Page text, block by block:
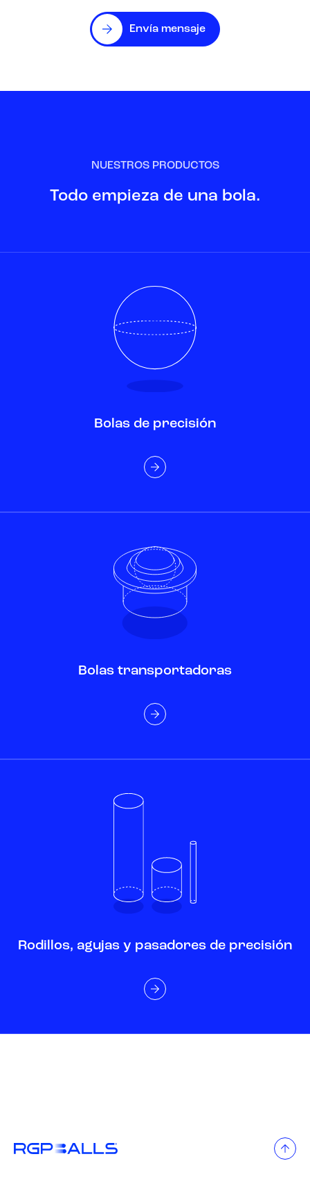
Envía mensaje
NUESTROS PRODUCTOS
Todo empieza de una bola.
Bolas de precisión
Bolas transportadoras
Rodillos, agujas y pasadores de precisión